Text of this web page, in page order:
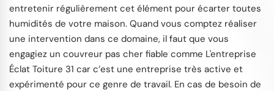
entretenir régulièrement cet élément pour écarter toutes
humidités de votre maison. Quand vous comptez réaliser
une intervention dans ce domaine, il faut que vous
engagiez un couvreur pas cher fiable comme L'entreprise
Éclat Toiture 31 car c’est une entreprise très active et
expérimenté pour ce genre de travail. En cas de besoin de